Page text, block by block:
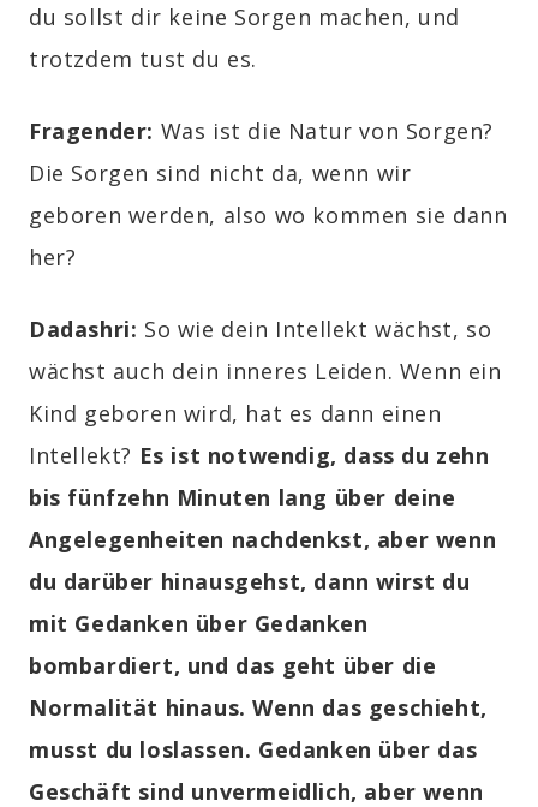
du sollst dir keine Sorgen machen, und
trotzdem tust du es.
Fragender: Was ist die Natur von Sorgen?
Die Sorgen sind nicht da, wenn wir
geboren werden, also wo kommen sie dann
her?
Dadashri: So wie dein Intellekt wächst, so
wächst auch dein inneres Leiden. Wenn ein
Kind geboren wird, hat es dann einen
Intellekt? Es ist notwendig, dass du zehn
bis fünfzehn Minuten lang über deine
Angelegenheiten nachdenkst, aber wenn
du darüber hinausgehst, dann wirst du
mit Gedanken über Gedanken
bombardiert, und das geht über die
Normalität hinaus. Wenn das geschieht,
musst du loslassen. Gedanken über das
Geschäft sind unvermeidlich, aber wenn